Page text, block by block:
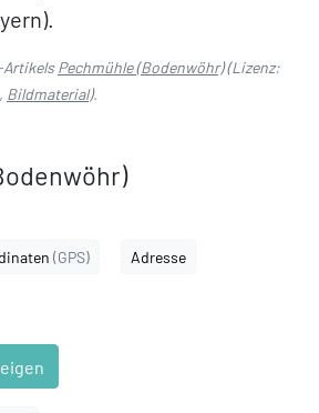
ArtikelsPechmühle (Bodenwöhr)(Lizenz:
, Bildmaterial).
(GPS) Adresse